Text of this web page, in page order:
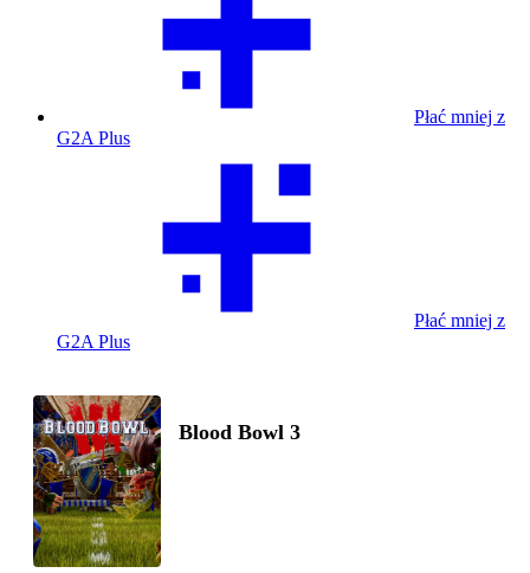
Płać mniej z
G2A Plus
Płać mniej z
G2A Plus
Blood Bowl 3